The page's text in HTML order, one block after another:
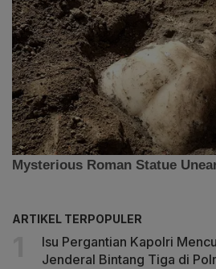
ARTIKEL TERPOPULER
Isu Pergantian Kapolri
Jenderal Bintang Tiga di